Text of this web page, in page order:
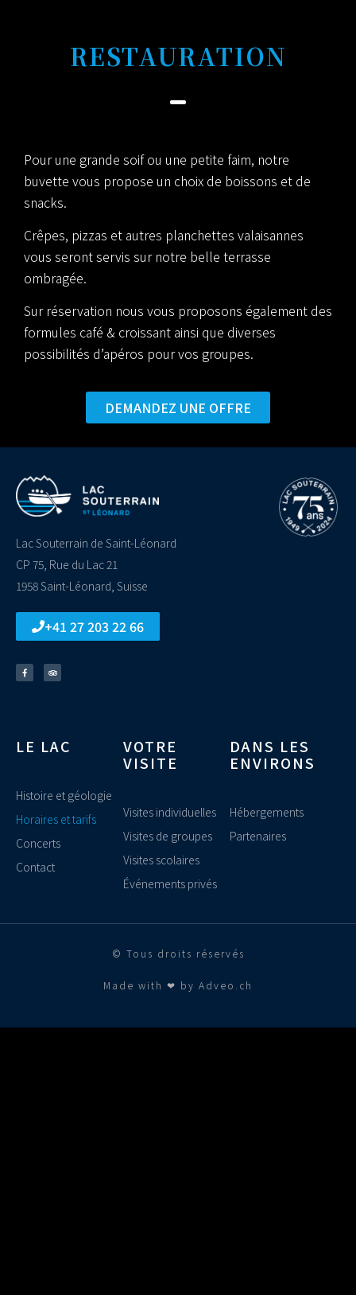
RESTAURATION
Pour une grande soif ou une petite faim, notre
buvette vous propose un choix de boissons et de
snacks.
Crêpes, pizzas et autres planchettes valaisannes
vous seront servis sur notre belle terrasse
ombragée.
Sur réservation nous vous proposons également des
formules café & croissant ainsi que diverses
possibilités d’apéros pour vos groupes.
DEMANDEZ UNE OFFRE
Lac Souterrain de Saint-Léonard
CP 75, Rue du Lac 21
1958 Saint-Léonard, Suisse
+41 27 203 22 66
LE LAC
Histoire et géologie
Horaires et tarifs
Concerts
Contact
VOTRE
VISITE
Visites individuelles
Visites de groupes
Visites scolaires
Événements privés
DANS LES
ENVIRONS
Hébergements
Partenaires
© Tous droits réservés
Made with ❤ by Adveo.ch